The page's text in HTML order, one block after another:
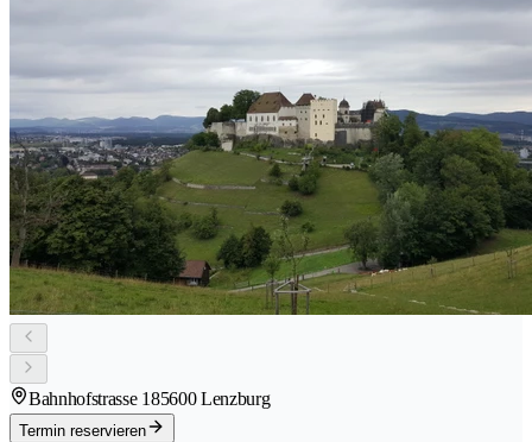
Bahnhofstrasse 185600 Lenzburg
Termin reservieren